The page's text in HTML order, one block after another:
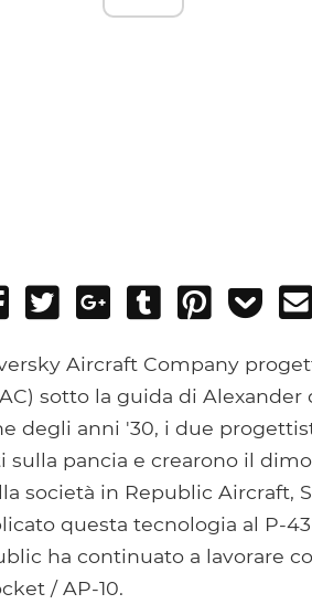
Share
Facebook
Tweet
Share
Google+
Post
Tumblr
Pin
Add
Aircraft Company
sotto la guida di Alexander
degli anni '30, i due
pancia e crearono il
società in Republic Aircraft,
questa tecnologia al P-
ha continuato a lavorare
/ AP-10.